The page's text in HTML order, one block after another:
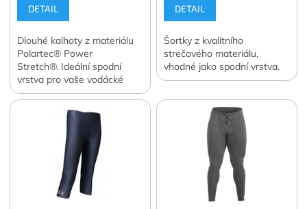
DETAIL
Dlouhé kalhoty z materiálu
Polartec® Power
Stretch®. Ideální spodní
vrstva pro vaše vodácké
expedice.
DETAIL
Šortky z kvalitního
strečového materiálu,
vhodné jako spodní vrstva.